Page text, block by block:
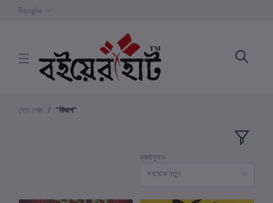
Bangla
হোম পেজ "বিভাগ"
ক্রমানুসার
সবথেকে নতুন